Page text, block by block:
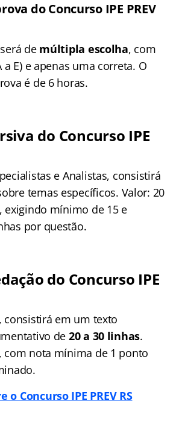
do Concurso IPE PREV
de múltipla escolha, com
a E) e apenas uma correta. O
é de 6 horas.
do Concurso IPE
e Analistas, consistirá
temas específicos. Valor: 20
exigindo mínimo de 15 e
por questão.
do Concurso IPE
consistirá em um texto
de 20 a 30 linhas.
com nota mínima de 1 ponto
.
o Concurso IPE PREV RS